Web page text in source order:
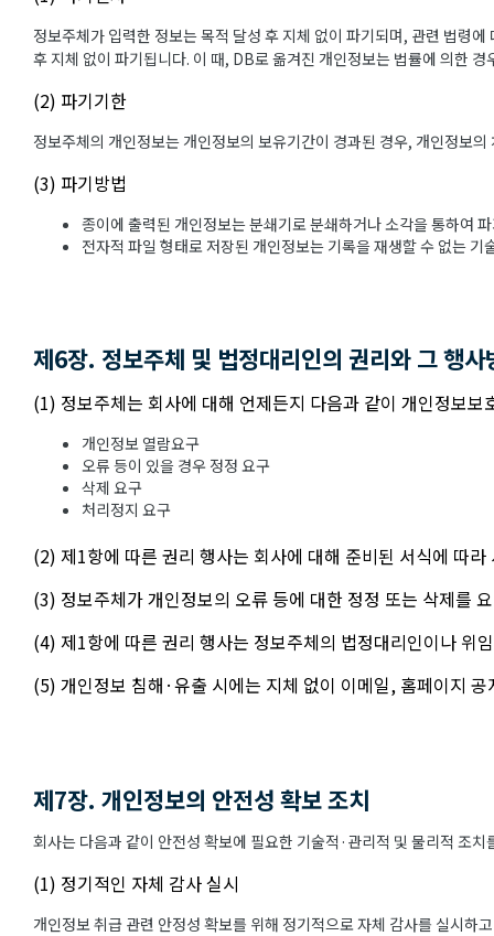
정보주체가 입력한 정보는 목적 달성 후 지체 없이 파기되며, 관련 법령
후 지체 없이 파기됩니다. 이 때, DB로 옮겨진 개인정보는 법률에 의한
(2) 파기기한
정보주체의 개인정보는 개인정보의 보유기간이 경과된 경우, 개인정보
(3) 파기방법
종이에 출력된 개인정보는 분쇄기로 분쇄하거나 소각을 통하여
전자적 파일 형태로 저장된 개인정보는 기록을 재생할 수 없는 기
제6장. 정보주체 및 법정대리인의 권리와 그 행사
(1) 정보주체는 회사에 대해 언제든지 다음과 같이 개인정보보
개인정보 열람요구
오류 등이 있을 경우 정정 요구
삭제 요구
처리정지 요구
(2) 제1항에 따른 권리 행사는 회사에 대해 준비된 서식에 따
(3) 정보주체가 개인정보의 오류 등에 대한 정정 또는 삭제를
(4) 제1항에 따른 권리 행사는 정보주체의 법정대리인이나 위
(5) 개인정보 침해·유출 시에는 지체 없이 이메일, 홈페이지
제7장. 개인정보의 안전성 확보 조치
회사는 다음과 같이 안전성 확보에 필요한 기술적·관리적 및 물리적 조치
(1) 정기적인 자체 감사 실시
개인정보 취급 관련 안정성 확보를 위해 정기적으로 자체 감사를 실시하